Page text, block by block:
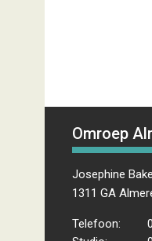
Omroep
Josephine
1311 GA
Telefoon: